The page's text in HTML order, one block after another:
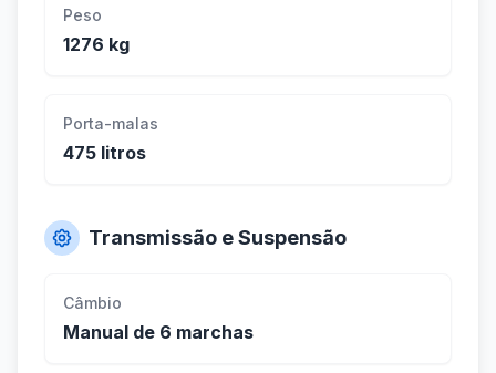
Peso
1276 kg
Porta-malas
475 litros
Transmissão e Suspensão
Câmbio
Manual de 6 marchas